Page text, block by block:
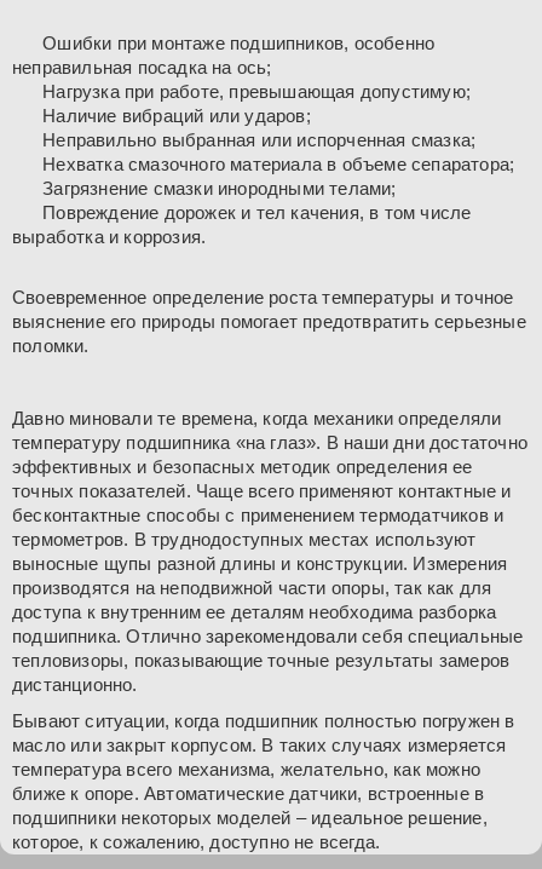
Ошибки при монтаже подшипников, особенно
неправильная посадка на ось;
Нагрузка при работе, превышающая допустимую;
Наличие вибраций или ударов;
Неправильно выбранная или испорченная смазка;
Нехватка смазочного материала в объеме сепаратора;
Загрязнение смазки инородными телами;
Повреждение дорожек и тел качения, в том числе
выработка и коррозия.
Своевременное определение роста температуры и точное
выяснение его природы помогает предотвратить серьезные
поломки.
Давно миновали те времена, когда механики определяли
температуру подшипника «на глаз». В наши дни достаточно
эффективных и безопасных методик определения ее
точных показателей. Чаще всего применяют контактные и
бесконтактные способы с применением термодатчиков и
термометров. В труднодоступных местах используют
выносные щупы разной длины и конструкции. Измерения
производятся на неподвижной части опоры, так как для
доступа к внутренним ее деталям необходима разборка
подшипника. Отлично зарекомендовали себя специальные
тепловизоры, показывающие точные результаты замеров
дистанционно.
Бывают ситуации, когда подшипник полностью погружен в
масло или закрыт корпусом. В таких случаях измеряется
температура всего механизма, желательно, как можно
ближе к опоре. Автоматические датчики, встроенные в
подшипники некоторых моделей – идеальное решение,
которое, к сожалению, доступно не всегда.